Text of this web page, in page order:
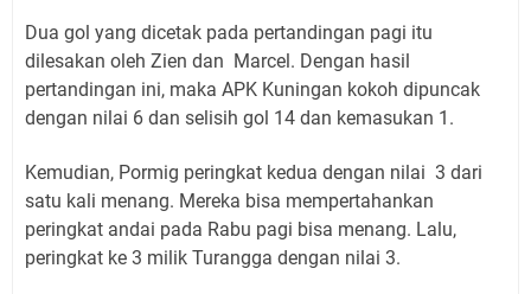
Dua gol yang dicetak pada pertandingan pagi itu
dilesakan oleh Zien dan Marcel. Dengan hasil
pertandingan ini, maka APK Kuningan kokoh dipuncak
dengan nilai 6 dan selisih gol 14 dan kemasukan 1.
Kemudian, Pormig peringkat kedua dengan nilai 3 dari
satu kali menang. Mereka bisa mempertahankan
peringkat andai pada Rabu pagi bisa menang. Lalu,
peringkat ke 3 milik Turangga dengan nilai 3.